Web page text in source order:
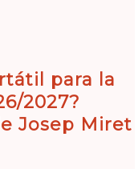
para la
2027?
Josep Miret